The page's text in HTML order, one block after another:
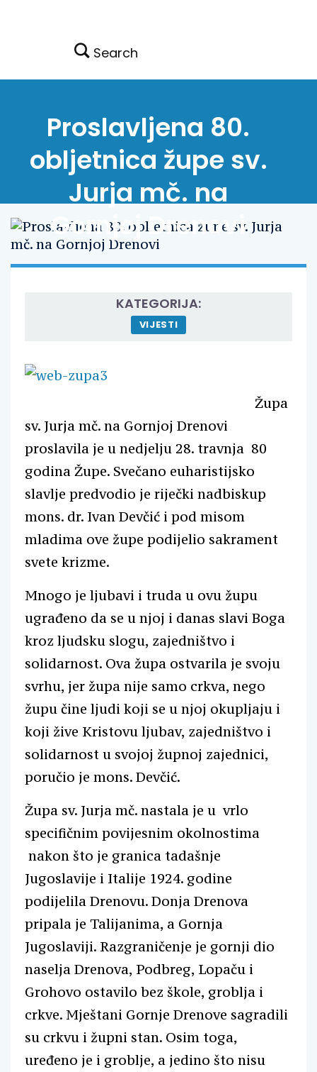
Search
Proslavljena 80.
obljetnica župe sv.
Jurja mč. na
Gornjoj Drenovi
KATEGORIJA:
VIJESTI
Župa
sv. Jurja mč. na Gornjoj Drenovi
proslavila je u nedjelju 28. travnja 80
godina Župe. Svečano euharistijsko
slavlje predvodio je riječki nadbiskup
mons. dr. Ivan Devčić i pod misom
mladima ove župe podijelio sakrament
svete krizme.
Mnogo je ljubavi i truda u ovu župu
ugrađeno da se u njoj i danas slavi Boga
kroz ljudsku slogu, zajedništvo i
solidarnost. Ova župa ostvarila je svoju
svrhu, jer župa nije samo crkva, nego
župu čine ljudi koji se u njoj okupljaju i
koji žive Kristovu ljubav, zajedništvo i
solidarnost u svojoj župnoj zajednici,
poručio je mons. Devčić.
Župa sv. Jurja mč. nastala je u vrlo
specifičnim povijesnim okolnostima
nakon što je granica tadašnje
Jugoslavije i Italije 1924. godine
podijelila Drenovu. Donja Drenova
pripala je Talijanima, a Gornja
Jugoslaviji. Razgraničenje je gornji dio
naselja Drenova, Podbreg, Lopaču i
Grohovo ostavilo bez škole, groblja i
crkve. Mještani Gornje Drenove sagradili
su crkvu i župni stan. Osim toga,
uređeno je i groblje, a jedino što nisu